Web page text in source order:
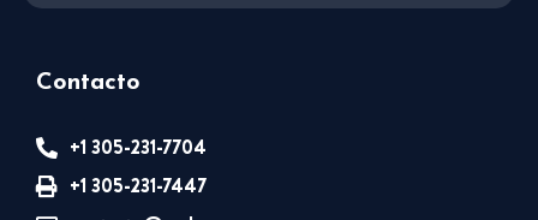
Contacto
+1 305-231-7704
+1 305-231-7447